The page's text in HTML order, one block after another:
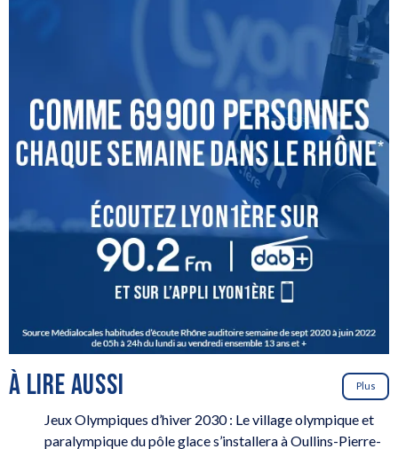
À LIRE AUSSI Plus
Jeux Olympiques d’hiver 2030 : Le village olympique et
paralympique du pôle glace s’installera à Oullins-Pierre-